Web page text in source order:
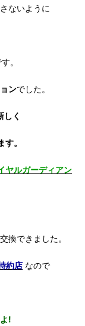
ないように
。
ンでした。
しく
。
ヤルガーディアン
換できました。
約店 なので
!